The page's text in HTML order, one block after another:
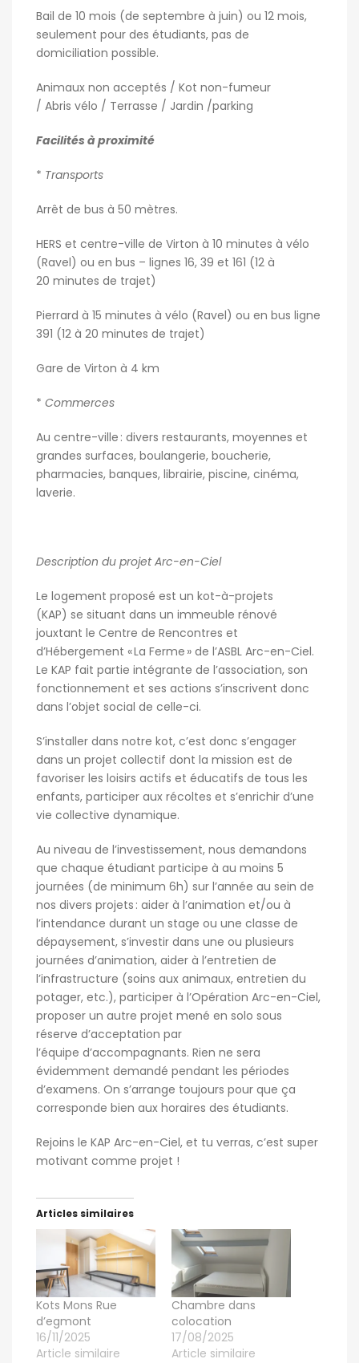
Bail de 10 mois (de septembre à juin) ou 12 mois,
seulement pour des étudiants, pas de
domiciliation possible.
Animaux non acceptés / Kot non-fumeur
/ Abris vélo / Terrasse / Jardin /parking
Facilités à proximité
* Transports
Arrêt de bus à 50 mètres.
HERS et centre-ville de Virton à 10 minutes à vélo
(Ravel) ou en bus – lignes 16, 39 et 161 (12 à
20 minutes de trajet)
Pierrard à 15 minutes à vélo (Ravel) ou en bus ligne
391 (12 à 20 minutes de trajet)
Gare de Virton à 4 km
* Commerces
Au centre-ville : divers restaurants, moyennes et
grandes surfaces, boulangerie, boucherie,
pharmacies, banques, librairie, piscine, cinéma,
laverie.
Description du projet Arc-en-Ciel
Le logement proposé est un kot-à-projets
(KAP) se situant dans un immeuble rénové
jouxtant le Centre de Rencontres et
d’Hébergement « La Ferme » de l’ASBL Arc-en-Ciel.
Le KAP fait partie intégrante de l’association, son
fonctionnement et ses actions s’inscrivent donc
dans l’objet social de celle-ci.
S’installer dans notre kot, c’est donc s’engager
dans un projet collectif dont la mission est de
favoriser les loisirs actifs et éducatifs de tous les
enfants, participer aux récoltes et s’enrichir d’une
vie collective dynamique.
Au niveau de l’investissement, nous demandons
que chaque étudiant participe à au moins 5
journées (de minimum 6h) sur l’année au sein de
nos divers projets : aider à l’animation et/ou à
l’intendance durant un stage ou une classe de
dépaysement, s’investir dans une ou plusieurs
journées d’animation, aider à l’entretien de
l’infrastructure (soins aux animaux, entretien du
potager, etc.), participer à l’Opération Arc-en-Ciel,
proposer un autre projet mené en solo sous
réserve d’acceptation par
l’équipe d’accompagnants. Rien ne sera
évidemment demandé pendant les périodes
d’examens. On s’arrange toujours pour que ça
corresponde bien aux horaires des étudiants.
Rejoins le KAP Arc-en-Ciel, et tu verras, c’est super
motivant comme projet !
Articles similaires
Kots Mons Rue
d’egmont
16/11/2025
Article similaire
Chambre dans
colocation
17/08/2025
Article similaire